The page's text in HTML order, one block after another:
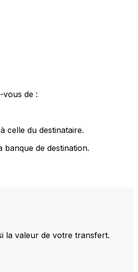
vous de :
celle du destinataire.
de destination.
la valeur de votre transfert.